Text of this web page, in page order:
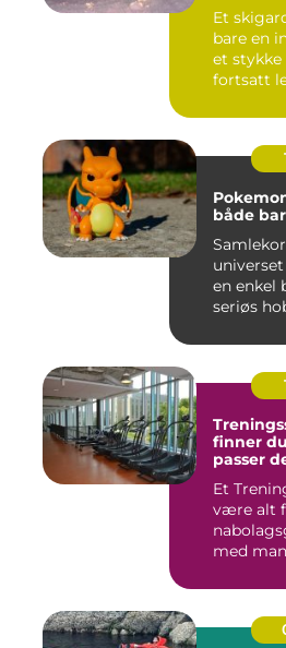
Et
bare en
et
fortsatt
Pokemon kort
både
en enkel
seriøs
finner
passer
Et
være alt
med